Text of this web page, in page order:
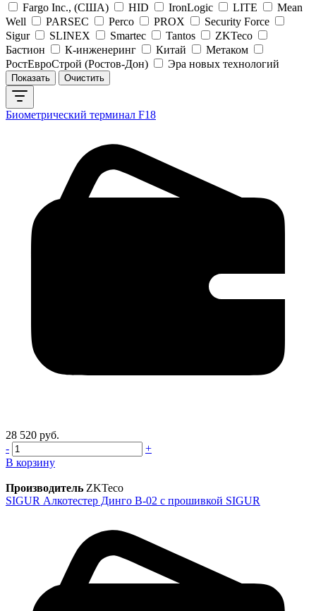
Fargo Inc., (США)
HID IronLogic LITE
Mean
Well
PARSEC Perco PROX
Security Force
Sigur
SLINEX Smartec Tantos
ZKTeco
Бастион
К-инженеринг Китай
Метаком
РостЕвроСтрой (Ростов-Дон)
Эра новых технологий
Биометрический терминал F18
28 520 руб.
-
+
В корзину
Производитель ZKTeco
SIGUR Алкотестер Динго В-02 с прошивкой SIGUR